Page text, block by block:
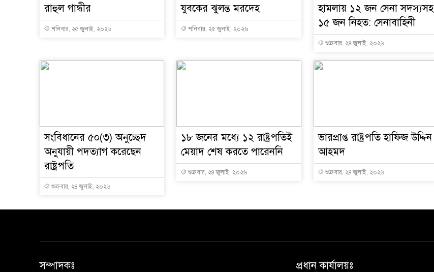
রাহুল গান্ধীর
শনিবার, ২৫ জুলাই, ২০২৬
যুবকের ঝুলন্ত মরদেহ
শনিবার, ২৫ জুলাই, ২০২৬
হামলায় ১২ জন সেনা সদস্যসহ
১৫ জন নিহত: সেনাবাহিনী
শুক্রবার, ২৪ জুলাই, ২০২৬
সংবিধানের ৫০(৩) অনুচ্ছেদ
অনুযায়ী পদত্যাগ করেছেন
রাষ্ট্রপতি
শুক্রবার, ২৪ জুলাই, ২০২৬
১৮ জনের মধ্যে ১২ রাষ্ট্রপতিই
মেয়াদ শেষ করতে পারেননি
শুক্রবার, ২৪ জুলাই, ২০২৬
ভারপ্রাপ্ত রাষ্ট্রপতি হাফিজ উদ্দিন
আহমদ
শুক্রবার, ২৪ জুলাই, ২০২৬
সম্পাদকঃ প্রধান কার্যালয়ঃ